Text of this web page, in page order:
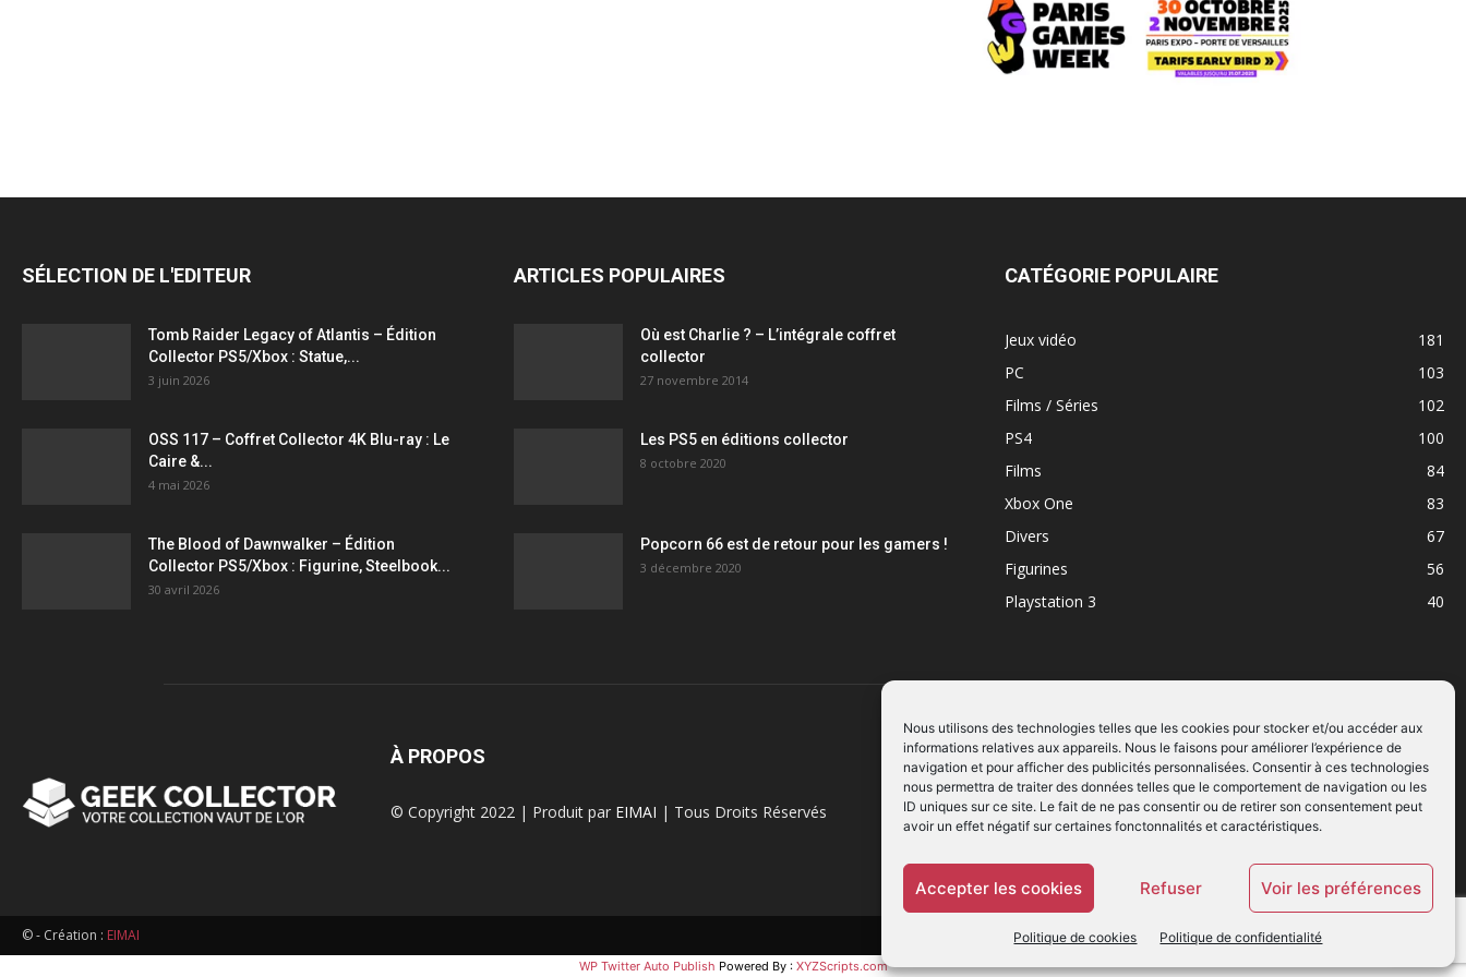
Nous utilisons des technologies telles que les cookies pour stocker et/ou accéder aux
informations relatives aux appareils. Nous le faisons pour améliorer l’expérience de
navigation et pour afficher des publicités personnalisées. Consentir à ces technologies
nous permettra de traiter des données telles que le comportement de navigation ou les
ID uniques sur ce site. Le fait de ne pas consentir ou de retirer son consentement peut
avoir un effet négatif sur certaines fonctonnalités et caractéristiques.
Accepter les cookies Refuser Voir les préférences
Politique de cookies Politique de confidentialité
statuettes
SÉLECTION DE L'EDITEUR
Tomb Raider Legacy of Atlantis – Édition
Collector PS5/Xbox : Statue,...
3 juin 2026
OSS 117 – Coffret Collector 4K Blu-ray : Le
Caire &...
4 mai 2026
The Blood of Dawnwalker – Édition
Collector PS5/Xbox : Figurine, Steelbook...
30 avril 2026
ARTICLES POPULAIRES
Où est Charlie ? – L’intégrale coffret
collector
27 novembre 2014
Les PS5 en éditions collector
8 octobre 2020
Popcorn 66 est de retour pour les gamers !
3 décembre 2020
CATÉGORIE POPULAIRE
Jeux vidéo
181
PC
103
Films / Séries
102
PS4
100
Films
84
Xbox One
83
Divers
67
Figurines
56
Playstation 3
40
À PROPOS
© Copyright 2022 | Produit par EIMAI | Tous Droits Réservés
SUIVEZ NOUS
© - Création : EIMAI
WP Twitter Auto Publish Powered By : XYZScripts.com